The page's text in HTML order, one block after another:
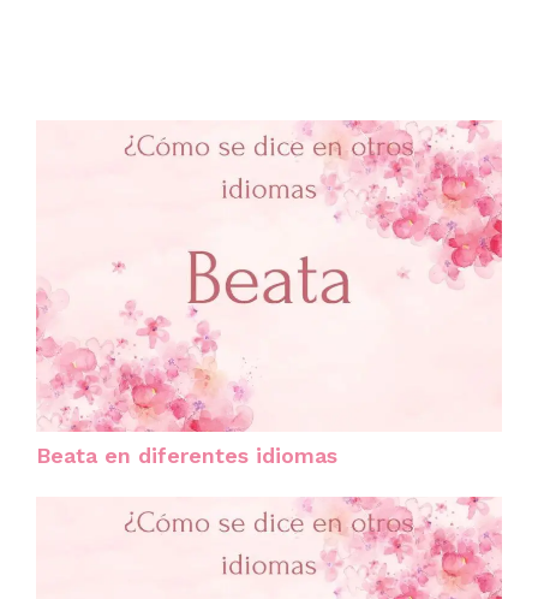
Beata en diferentes idiomas